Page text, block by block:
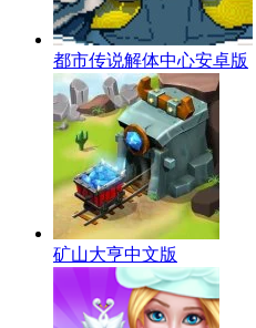
都市传说解体中心安卓版
矿山大亨中文版